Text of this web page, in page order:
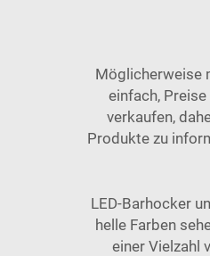
Möglicherweise
einfach,
verkaufen,
Produkte zu
LED-Barhocker
helle Farben
einer Vielzahl